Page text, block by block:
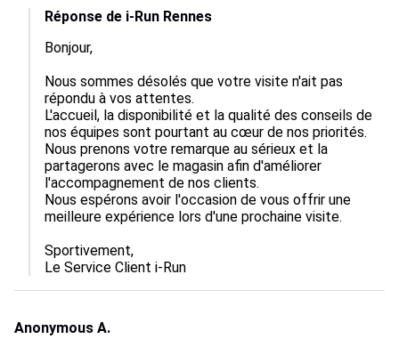
Réponse de i-Run Rennes
Bonjour,
Nous sommes désolés que votre visite n'ait pas
répondu à vos attentes.
L'accueil, la disponibilité et la qualité des conseils de
nos équipes sont pourtant au cœur de nos priorités.
Nous prenons votre remarque au sérieux et la
partagerons avec le magasin afin d'améliorer
l'accompagnement de nos clients.
Nous espérons avoir l'occasion de vous offrir une
meilleure expérience lors d'une prochaine visite.
Sportivement,
Le Service Client i-Run
Anonymous A.